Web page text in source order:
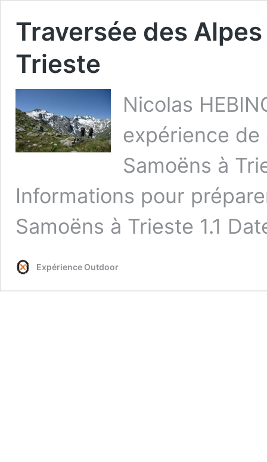
Traversée des
Trieste
Nicolas
expérience de
Samoëns à
Informations pour
Samoëns à Trieste 1.1
Expérience Outdoor